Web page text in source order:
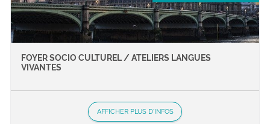
FOYER SOCIO CULTUREL / ATELIERS LANGUES
VIVANTES
AFFICHER PLUS D'INFOS